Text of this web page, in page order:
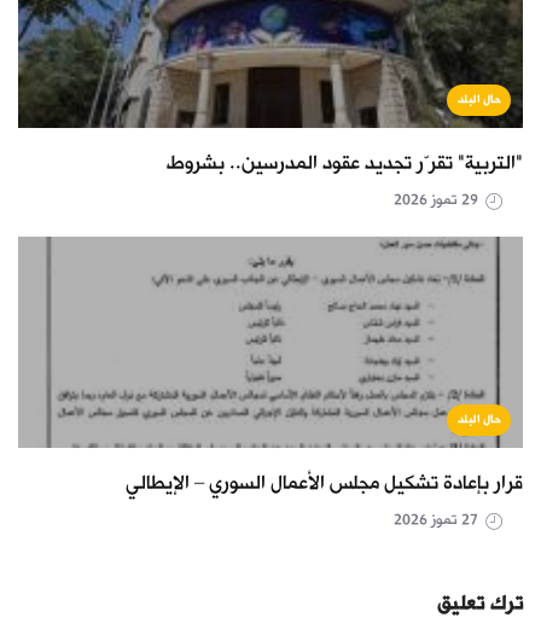
حال البلد
"التربية" تقرّر تجديد عقود المدرسين.. بشروط
حال البلد
قرار بإعادة تشكيل مجلس الأعمال السوري – الإيطالي
ترك تعليق